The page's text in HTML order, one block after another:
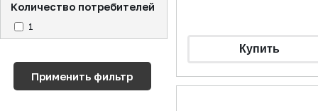
Количество потребителей
1